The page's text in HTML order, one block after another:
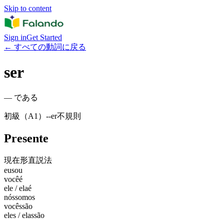
Skip to content
Sign inGet Started
← すべての動詞に戻る
ser
— である
初級（A1） --er不規則
Presente
現在形直説法
eusou
vocêé
ele / elaé
nóssomos
vocêssão
eles / elassão